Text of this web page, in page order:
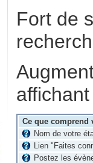
Fort de
Ce que comprend
Nom de votre
Lien "Faites
Postez les